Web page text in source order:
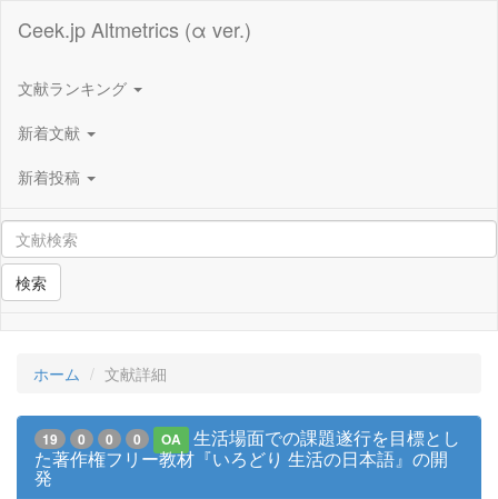
Ceek.jp Altmetrics (α ver.)
文献ランキング
新着文献
新着投稿
検索
ホーム 文献詳細
19 0 0 0 OA
生活場面での課題遂行を目標とし
た著作権フリー教材『いろどり 生活の日本語』の開
発